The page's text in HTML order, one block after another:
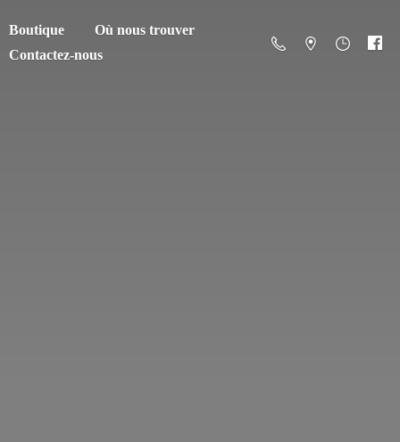
Boutique
Où nous trouver
Contactez-nous